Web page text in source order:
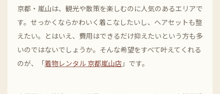
京都・嵐山は、観光や散策を楽しむのに人気のあるエリアで
す。せっかくならかわいく着こなしたいし、ヘアセットも整
えたい。とはいえ、費用はできるだけ抑えたいという方も多
いのではないでしょうか。そんな希望をすべて叶えてくれる
のが、「着物レンタル 京都嵐山店 」です。